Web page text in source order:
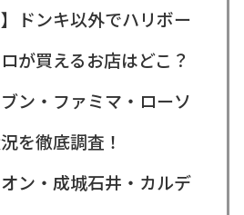
ドンキ以外でハリボー
が買えるお店はどこ？
ン・ファミマ・ローソ
を徹底調査！
ン・成城石井・カルデ